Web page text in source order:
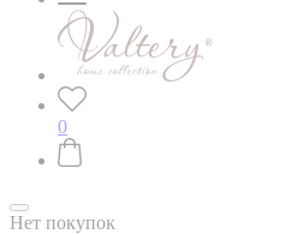
0
Нет покупок